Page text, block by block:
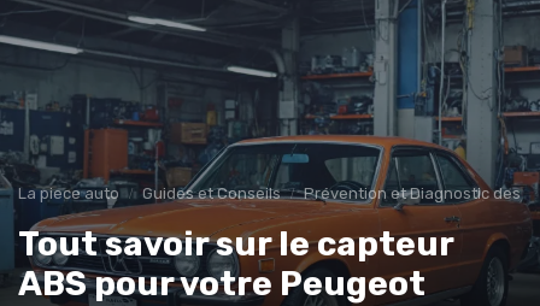
La piece auto Guides et Conseils Prévention et Diagnostic des
Tout savoir sur le capteur
ABS pour votre Peugeot